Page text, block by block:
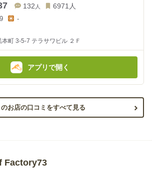
132 人 6971人
金
額
-
本町 3-5-7 テラサワビル ２Ｆ
アプリで開く
のお店の口コミをすべて見る
Factory73